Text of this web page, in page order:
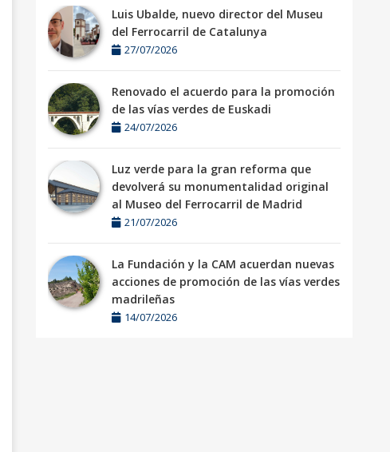
Luis Ubalde, nuevo director del Museu
del Ferrocarril de Catalunya
27/07/2026
Renovado el acuerdo para la promoción
de las vías verdes de Euskadi
24/07/2026
Luz verde para la gran reforma que
devolverá su monumentalidad original
al Museo del Ferrocarril de Madrid
21/07/2026
La Fundación y la CAM acuerdan nuevas
acciones de promoción de las vías verdes
madrileñas
14/07/2026